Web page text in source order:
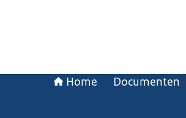
Home Documenten